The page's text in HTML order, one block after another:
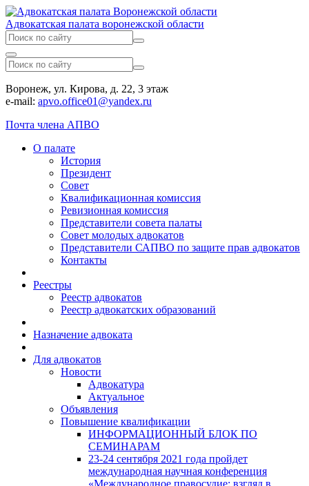
Адвокатская палата воронежской области
Воронеж, ул. Кирова, д. 22, 3 этаж
e-mail: apvo.office01@yandex.ru
Почта члена АПВО
О палате
История
Президент
Совет
Квалификационная комиссия
Ревизионная комиссия
Представители совета палаты
Совет молодых адвокатов
Представители САПВО по защите прав адвокатов
Контакты
Реестры
Реестр адвокатов
Реестр адвокатских образований
Назначение адвоката
Для адвокатов
Новости
Адвокатура
Актуальное
Объявления
Повышение квалификации
ИНФОРМАЦИОННЫЙ БЛОК ПО
СЕМИНАРАМ
23-24 сентября 2021 года пройдет
международная научная конференция
«Международное правосудие: взгляд в